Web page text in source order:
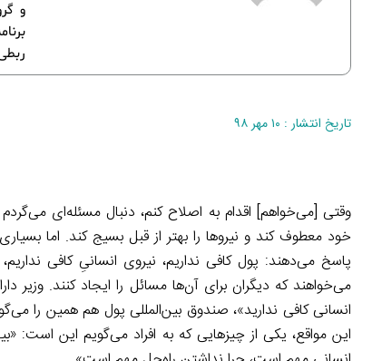
و
تاریخ انتشار : ۱۰ مهر ۹۸
وقتی [می‌خواهم] اقدام به اصلاح کنم، دنبال مسئله‌ای
خود معطوف کند و نیروها را بهتر از قبل بسیج کند. اما
پاسخ می‌دهند: پول کافی نداریم، نیروی انسانیِ کافی
می‌خواهند که دیگران برای آن‌ها مسائل را ایجاد کنند. وزیر
انسانی کافی ندارید»، صندوق بین‌المللی پول هم همین را
این مواقع، یکی از چیزهایی که به افراد می‌گویم این است: